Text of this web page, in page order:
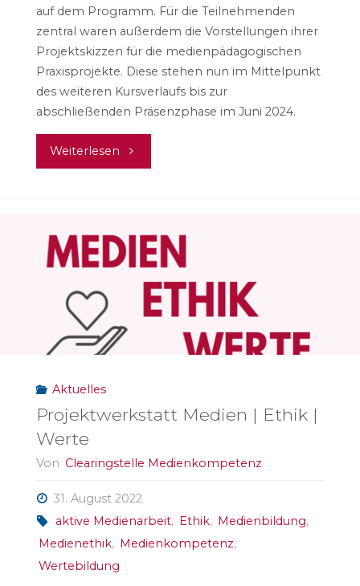
auf dem Programm. Für die Teilnehmenden
zentral waren außerdem die Vorstellungen ihrer
Projektskizzen für die medienpädagogischen
Praxisprojekte. Diese stehen nun im Mittelpunkt
des weiteren Kursverlaufs bis zur
abschließenden Präsenzphase im Juni 2024.
Weiterlesen "Zwischen
Lightpainting"
Aktuelles
Projektwerkstatt Medien | Ethik |
Werte
Von Clearingstelle Medienkompetenz
31. August 2022
aktive Medienarbeit, Ethik, Medienbildung,
Medienethik, Medienkompetenz,
Wertebildung